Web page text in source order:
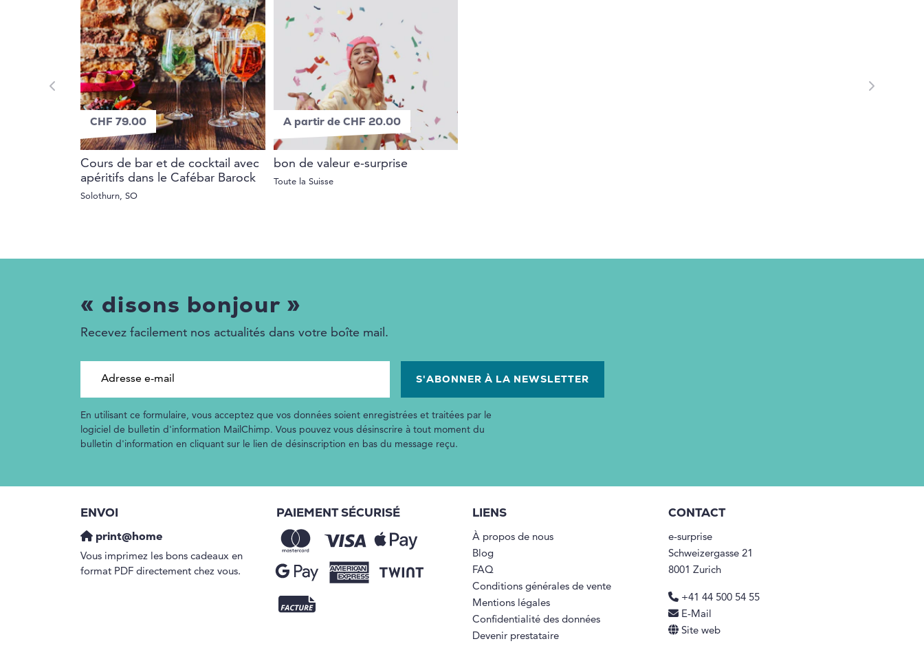
CHF 79.00
Cours de bar et de cocktail avec
apéritifs dans le Cafébar Barock
Solothurn, SO
A partir de CHF 20.00
bon de valeur e-surprise
Toute la Suisse
« disons bonjour »
Recevez facilement nos actualités dans votre boîte mail.
En utilisant ce formulaire, vous acceptez que vos données soient enregistrées et traitées par le
logiciel de bulletin d'information MailChimp. Vous pouvez vous désinscrire à tout moment du
bulletin d'information en cliquant sur le lien de désinscription en bas du message reçu.
ENVOI
print@home
Vous imprimez les bons cadeaux en
format PDF directement chez vous.
PAIEMENT SÉCURISÉ LIENS
À propos de nous
Blog
FAQ
Conditions générales de vente
Mentions légales
Confidentialité des données
Devenir prestataire
CONTACT
e-surprise
Schweizergasse 21
8001 Zurich
+41 44 500 54 55
E-Mail
Site web